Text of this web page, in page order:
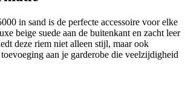
in sand is de perfecte accessoire voor elke
beige suede aan de buitenkant en zacht leer
deze riem niet alleen stijl, maar ook
aan je garderobe die veelzijdigheid